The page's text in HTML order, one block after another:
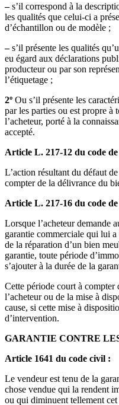
–s’il correspond à la
les qualités que celui-ci a
d’échantillon ou de modèle ;
–s’il présente les qualités
eu égard aux déclarations
producteur ou par son
l’étiquetage ;
2º Ou s’il présente les
par les parties ou est propre à
l’acheteur, porté à la
accepté.
Article L. 217-12 du code
L’action résultant du défaut
compter de la délivrance du
Article L. 217-16 du code
Lorsque l’acheteur demande
garantie commerciale qui lui
de la réparation d’un bien
garantie, toute période
s’ajouter à la durée de la
Cette période court à compter
l’acheteur ou de la mise à
cause, si cette mise à
d’intervention.
GARANTIE CONTRE
Article 1641 du code civil :
Le vendeur est tenu de la
chose vendue qui la rendent
ou qui diminuent tellement cet